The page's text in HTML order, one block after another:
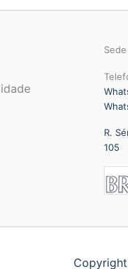
Sede
R.
105